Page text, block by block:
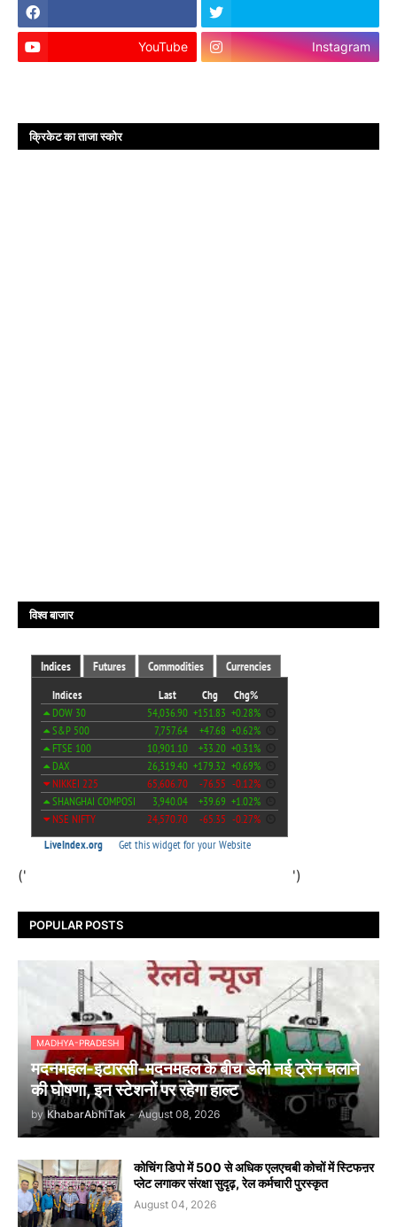
YouTube Instagram
क्रिकेट का ताजा स्कोर
विश्व बाजार
(' ')
POPULAR POSTS
MADHYA-PRADESH
मदनमहल-इटारसी-मदनमहल के बीच डेली नई ट्रेन चलाने
की घोषणा, इन स्टेशनों पर रहेगा हाल्ट
by KhabarAbhiTak - August 08, 2026
कोचिंग डिपो में 500 से अधिक एलएचबी कोचों में स्टिफऩर
प्लेट लगाकर संरक्षा सुदृढ़, रेल कर्मचारी पुरस्कृत
August 04, 2026